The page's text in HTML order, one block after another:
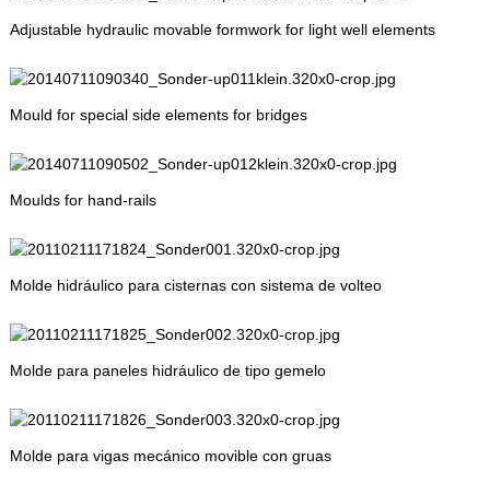
Adjustable hydraulic movable formwork for light well elements
Mould for special side elements for bridges
Moulds for hand-rails
Molde hidráulico para cisternas con sistema de volteo
Molde para paneles hidráulico de tipo gemelo
Molde para vigas mecánico movible con gruas